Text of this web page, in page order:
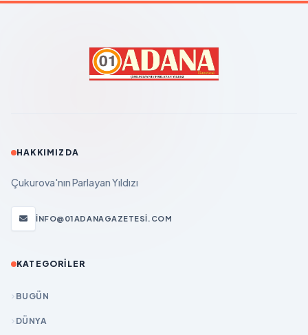
HAKKIMIZDA
Çukurova'nın Parlayan Yıldızı
INFO@01ADANAGAZETESI.COM
KATEGORILER
BUGÜN
DÜNYA